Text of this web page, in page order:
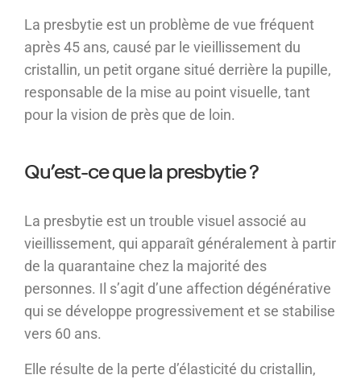
La presbytie est un problème de vue fréquent
après 45 ans, causé par le vieillissement du
cristallin, un petit organe situé derrière la pupille,
responsable de la mise au point visuelle, tant
pour la vision de près que de loin.
Qu’est-ce que la presbytie ?
La presbytie est un trouble visuel associé au
vieillissement, qui apparaît généralement à partir
de la quarantaine chez la majorité des
personnes. Il s’agit d’une affection dégénérative
qui se développe progressivement et se stabilise
vers 60 ans.
Elle résulte de la perte d’élasticité du cristallin,